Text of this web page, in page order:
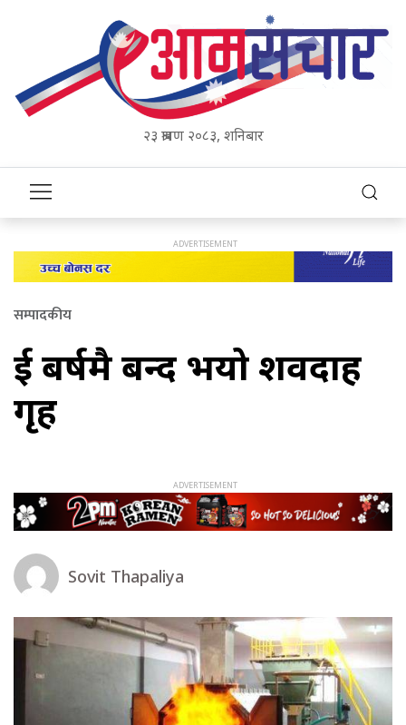
२३ श्रावण २०८३, शनिबार
सम्पादकीय
दुई बर्षमै बन्द भयो शवदाह
गृह
Sovit Thapaliya